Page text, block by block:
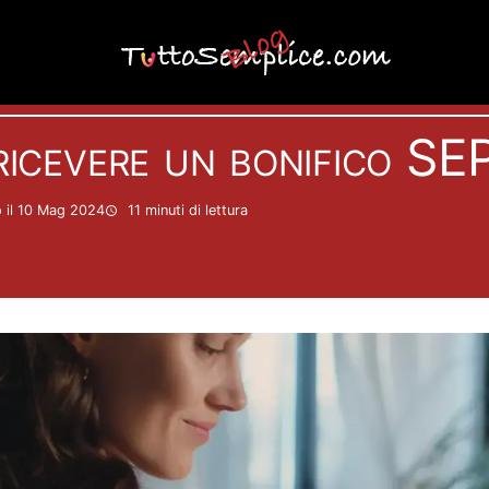
Conti
un bonifico
il 10 Mag 2024 11 minuti di lettura